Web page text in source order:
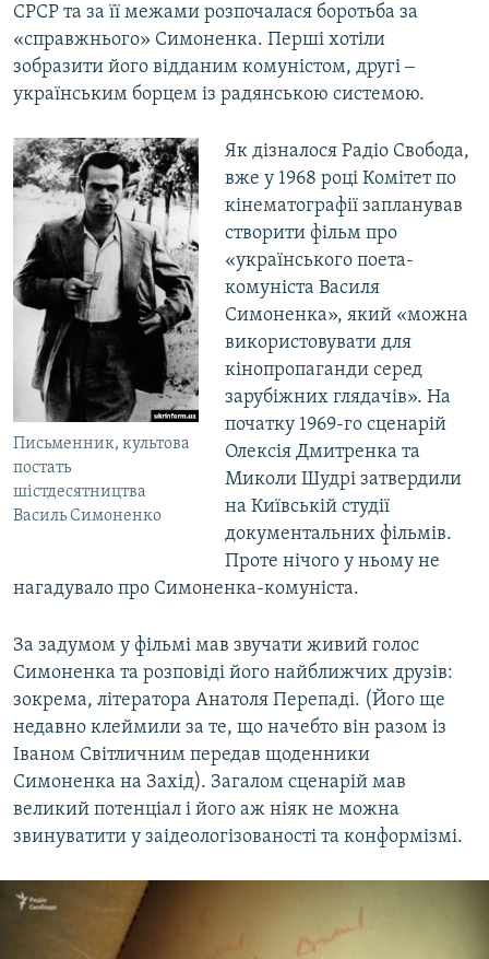
СРСР та за її межами розпочалася боротьба за
«справжнього» Симоненка. Перші хотіли
зобразити його відданим комуністом, другі ‒
українським борцем із радянською системою.
Письменник, культова
постать
шістдесятництва
Василь Симоненко
Як дізналося Радіо Свобода,
вже у 1968 році Комітет по
кінематографії запланував
створити фільм про
«українського поета-
комуніста Василя
Симоненка», який «можна
використовувати для
кінопропаганди серед
зарубіжних глядачів». На
початку 1969-го сценарій
Олексія Дмитренка та
Миколи Шудрі затвердили
на Київській студії
документальних фільмів.
Проте нічого у ньому не
нагадувало про Симоненка-комуніста.
За задумом у фільмі мав звучати живий голос
Симоненка та розповіді його найближчих друзів:
зокрема, літератора Анатоля Перепаді. (Його ще
недавно клеймили за те, що начебто він разом із
Іваном Світличним передав щоденники
Симоненка на Захід). Загалом сценарій мав
великий потенціал і його аж ніяк не можна
звинуватити у заідеологізованості та конформізмі.